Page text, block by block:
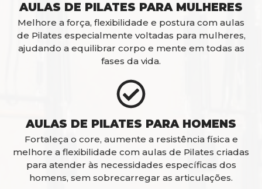
AULAS DE PILATES PARA MULHERES
Melhore a força, flexibilidade e postura com aulas
de Pilates especialmente voltadas para mulheres,
ajudando a equilibrar corpo e mente em todas as
fases da vida.
AULAS DE PILATES PARA HOMENS
Fortaleça o core, aumente a resistência física e
melhore a flexibilidade com aulas de Pilates criadas
para atender às necessidades específicas dos
homens, sem sobrecarregar as articulações.